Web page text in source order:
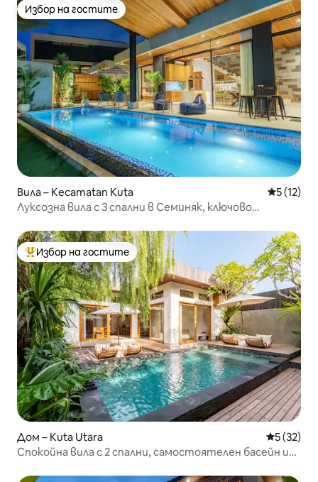
Избор на гостите
Избор на гостите
Вила – Kecamatan Kuta Средна
5 (12)
Луксозна вила с 3 спални в Семиняк, ключово
Най-популярен избор на гостите
Избор на гостите
Дом – Kuta Utara Средна
5 (32)
Спокойна вила с 2 спални, самостоятелен басейн и